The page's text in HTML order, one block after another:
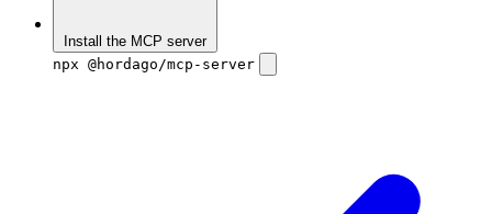
Install the MCP server
npx @hordago/mcp-server